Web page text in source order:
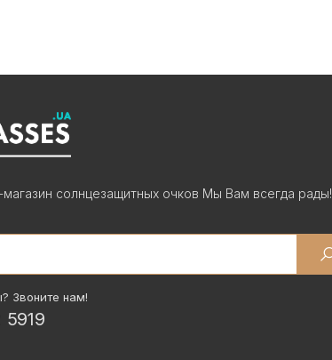
магазин солнцезащитных очков Мы Вам всегда рады!
Звоните нам!